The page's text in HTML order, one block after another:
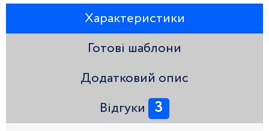
Характеристики
Готові шаблони
Додатковий опис
Відгуки 3